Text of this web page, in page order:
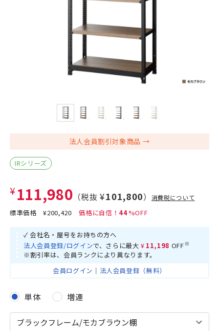
法人会員割引対象商品
IRシリーズ
¥111,980 （税抜 ¥101,800） 消費税について
標準価格¥200,420 44
✓ 会社名・屋号をお持ちの方へ
法人会員登録/ログインで、さらに最大 ¥11,198 OFF※
※割引率は、会員ランクにより異なります。
会員ログイン ｜ 法人会員登録（無料）
単体 増連